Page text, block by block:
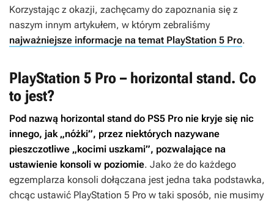
Korzystając z okazji, zachęcamy do zapoznania się z
naszym innym artykułem, w którym zebraliśmy
najważniejsze informacje na temat PlayStation 5 Pro.
PlayStation 5 Pro – horizontal stand. Co
to jest?
Pod nazwą horizontal stand do PS5 Pro nie kryje się nic
innego, jak „nóżki”, przez niektórych nazywane
pieszczotliwe „kocimi uszkami”, pozwalające na
ustawienie konsoli w poziomie. Jako że do każdego
egzemplarza konsoli dołączana jest jedna taka podstawka,
chcąc ustawić PlayStation 5 Pro w taki sposób, nie musimy